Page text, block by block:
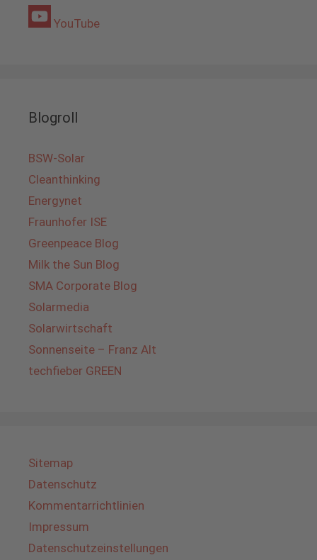
YouTube
Blogroll
BSW-Solar
Cleanthinking
Energynet
Fraunhofer ISE
Greenpeace Blog
Milk the Sun Blog
SMA Corporate Blog
Solarmedia
Solarwirtschaft
Sonnenseite – Franz Alt
techfieber GREEN
Sitemap
Datenschutz
Kommentarrichtlinien
Impressum
Datenschutzeinstellungen